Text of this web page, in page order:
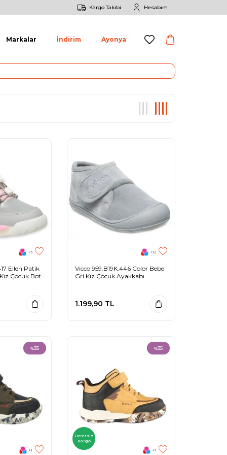
Kargo Takibi Hesabım
Markalar İndirim Ayonya
+3
Ellen Patik
Çocuk Bot
+12
Vicco 959.B19K.446 Color Bebe
Gri Kız Çocuk Ayakkabı
1.199,90 TL
%35
+1
%35
Ücretsiz
Kargo
+1